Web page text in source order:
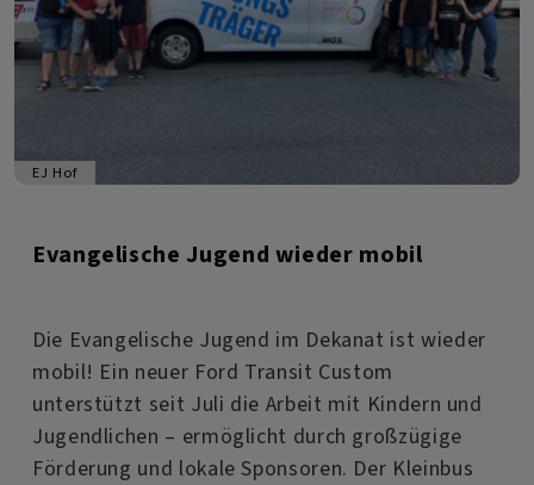
EJ Hof
Evangelische Jugend wieder mobil
Die Evangelische Jugend im Dekanat ist wieder
mobil! Ein neuer Ford Transit Custom
unterstützt seit Juli die Arbeit mit Kindern und
Jugendlichen – ermöglicht durch großzügige
Förderung und lokale Sponsoren. Der Kleinbus